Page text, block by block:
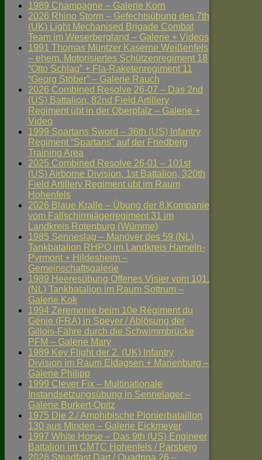
1989 Champagne – Galerie Korn
2026 Rhino Storm – Gefechtsübung des 7th
(UK) Light Mechanised Brigade Combat
Team im Weserbergland – Galerie + Videos
1991 Thomas Müntzer Kaserne Weißenfels
– ehem. Motorisiertes Schützenregiment 18
“Otto Schlag” + Fla-Raketenregiment 11
“Georg Stöber” – Galerie Rauch
2026 Combined Resolve 26-07 – Das 2nd
(US) Battalion, 82nd Field Artillery
Regiment übt in der Oberpfalz – Galerie +
Video
1999 Spartans Sword – 36th (US) Infantry
Regiment “Spartans” auf der Friedberg
Training Area
2025 Combined Resolve 26-01 – 101st
(US) Airborne Division, 1st Battalion, 320th
Field Artillery Regiment übt im Raum
Hohenfels
2026 Blaue Kralle – Übung der 8.Kompanie
vom Fallschirmjägerregiment 31 im
Landkreis Rotenburg (Wümme)
1985 Senneslag – Manöver des 59 (NL)
Tankbataljon RHPO im Landkreis Hameln-
Pyrmont + Hildesheim –
Gemeinschaftsgalerie
1989 Heeresübung Offenes Visier vom 101.
(NL) Tankbataljon im Raum Sottrum –
Galerie Kok
1994 Zeremonie beim 10e Régiment du
Génie (FRA) in Speyer / Ablösung der
Gillois-Fähre durch die Schwimmbrücke
PFM – Galerie Mary
1989 Key Flight der 2. (UK) Infantry
Division im Raum Eldagsen + Marienburg –
Galerie Philipp
1999 Clever Fix – Multinationale
Instandsetzungsübung in Sennelager –
Galerie Burkert-Opitz
1975 Die 2./ Amphibische Pionierbataillon
130 aus Minden – Galerie Eickmeyer
1997 White Horse – Das 9th (US) Engineer
Battalion im CMTC Hohenfels / Parsberg
2026 Steadfast Dart / Quadriga 26 –